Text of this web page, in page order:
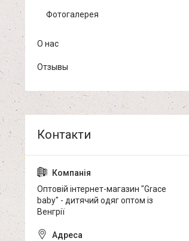
Фотогалерея
О нас
Отзывы
Оптовій інтернет-магазин "Grace
baby" - дитячий одяг оптом із
Венгрії